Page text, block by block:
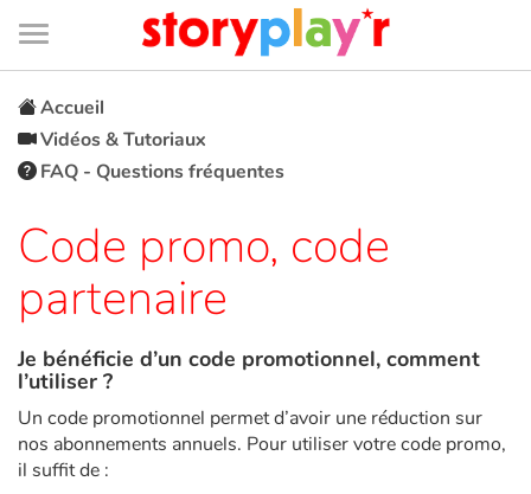
Connexion
Bibliothèque
de
page
Menu
Je me connecte
Tester gratuitement
Bibliothèque
Prix
Accueil
Accueil
Vidéos & Tutoriaux
FAQ - Questions fréquentes
Code promo, code
partenaire
Je bénéficie d’un code promotionnel, comment
l’utiliser ?
Un code promotionnel permet d’avoir une réduction sur
nos abonnements annuels. Pour utiliser votre code promo,
il suffit de :